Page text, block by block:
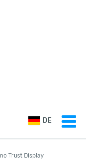
DE
Trust Display